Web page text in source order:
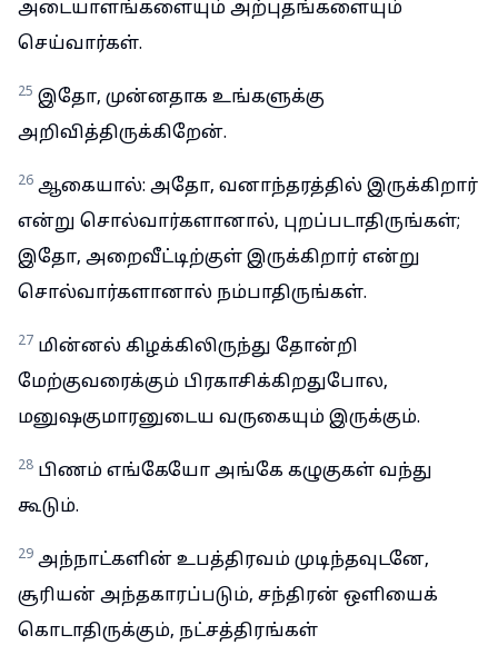
அடையாளங்களையும் அற்புதங்களையும்
செய்வார்கள்.
25 இதோ, முன்னதாக உங்களுக்கு
அறிவித்திருக்கிறேன்.
26 ஆகையால்: அதோ, வனாந்தரத்தில் இருக்கிறார்
என்று சொல்வார்களானால், புறப்படாதிருங்கள்;
இதோ, அறைவீட்டிற்குள் இருக்கிறார் என்று
சொல்வார்களானால் நம்பாதிருங்கள்.
27 மின்னல் கிழக்கிலிருந்து தோன்றி
மேற்குவரைக்கும் பிரகாசிக்கிறதுபோல,
மனுஷகுமாரனுடைய வருகையும் இருக்கும்.
28 பிணம் எங்கேயோ அங்கே கழுகுகள் வந்து
கூடும்.
29 அந்நாட்களின் உபத்திரவம் முடிந்தவுடனே,
சூரியன் அந்தகாரப்படும், சந்திரன் ஒளியைக்
கொடாதிருக்கும், நட்சத்திரங்கள்